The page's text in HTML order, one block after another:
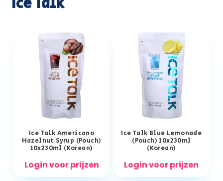
Ice Talk Americano
Hazelnut Syrup (Pouch)
10x230ml (Korean)
Login voor prijzen
Ice Talk Blue Lemonade
(Pouch) 10x230ml
(Korean)
Login voor prijzen